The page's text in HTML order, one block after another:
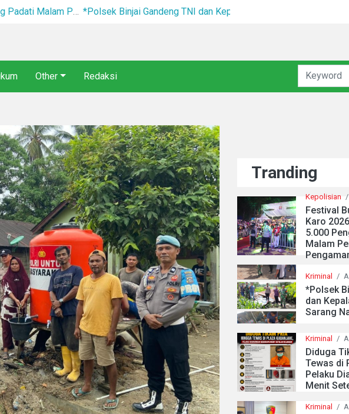
TNI dan Kepala Desa Grebek Sarang Narkoba*
Other Redaksi
Tranding
Kepolisian /
Festival
Karo
5.000
Malam
Kriminal /
*Polsek
dan
Sarang
Kriminal /
Diduga
Tewas di
Pelaku
Menit
Kriminal /